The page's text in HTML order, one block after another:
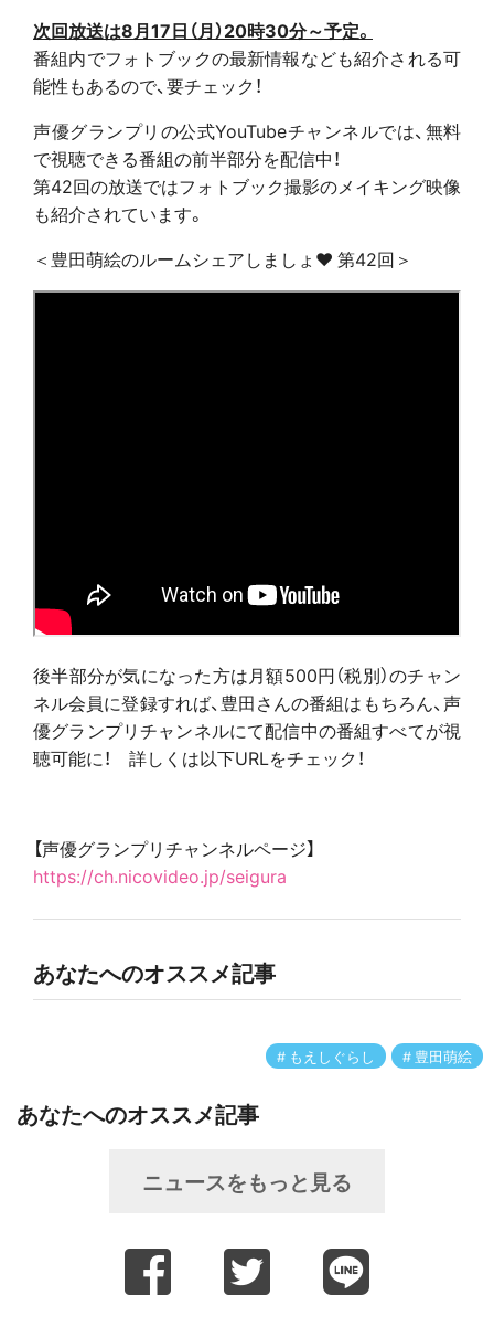
次回放送は8月17日（月）20時30分～予定。
番組内でフォトブックの最新情報なども紹介される可
能性もあるので、要チェック！
声優グランプリの公式YouTubeチャンネルでは、無料
で視聴できる番組の前半部分を配信中！
第42回の放送ではフォトブック撮影のメイキング映像
も紹介されています。
＜豊田萌絵のルームシェアしましょ♥ 第42回＞
後半部分が気になった方は月額500円（税別）のチャン
ネル会員に登録すれば、豊田さんの番組はもちろん、声
優グランプリチャンネルにて配信中の番組すべてが視
聴可能に！ 詳しくは以下URLをチェック！
【声優グランプリチャンネルページ】
https://ch.nicovideo.jp/seigura
あなたへのオススメ記事
もえしぐらし 豊田萌絵
あなたへのオススメ記事
ニュースをもっと見る